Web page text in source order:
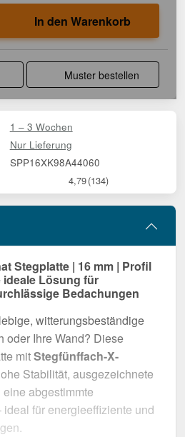
In den Warenkorb
Muster bestellen
1 – 3 Wochen
Nur Lieferung
SPP16XK98A44060
4,79(134)
Stegplatte | 16 mm | Profil
ideale Lösung für
Bedachungen
witterungsbeständige
oder Ihre Wand? Diese
mitStegfünffach-X-
Stabilität, ausgezeichnete
abgestimmte
für energieeffiziente und